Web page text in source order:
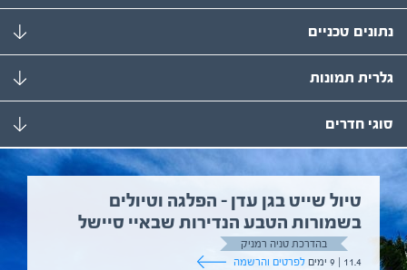
נתונים טכניים
גלרית תמונות
סוגי חדרים
טיול שייט בגן עדן – הפלגה וטיולים
בשמורות הטבע הנדירות שבאיי סיישל
בהדרכת טניה רמניק
11.4 | 9 ימים
לפרטים והרשמה